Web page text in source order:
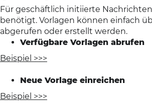
Für geschäftlich initiierte
benötigt. Vorlagen können einfach
abgerufen oder erstellt werden.
Verfügbare Vorlagen abrufen
Beispiel >>>
Neue Vorlage einreichen
Beispiel >>>